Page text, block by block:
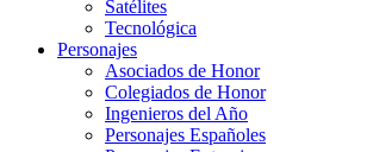
Satélites
Tecnológica
Personajes
Asociados de Honor
Colegiados de Honor
Ingenieros del Año
Personajes Españoles